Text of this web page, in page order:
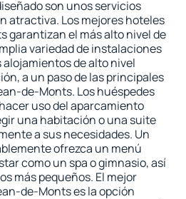
son unos servicios
atractiva. Los mejores hoteles
garantizan el más alto nivel de
variedad de instalaciones
alojamientos de alto nivel
a un paso de las principales
de-Monts. Los huéspedes
uso del aparcamiento
una habitación o una suite
a sus necesidades. Un
ofrezca un menú
como un spa o gimnasio, así
más pequeños. El mejor
de-Monts es la opción